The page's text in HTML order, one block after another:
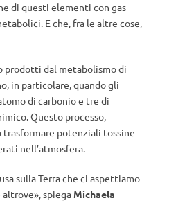
di questi elementi con gas
E che, fra le altre cose,
prodotti dal metabolismo di
in particolare, quando gli
di carbonio e tre di
Questo processo,
trasformare potenziali tossine
nell’atmosfera.
sulla Terra che ci aspettiamo
altrove», spiega Michaela